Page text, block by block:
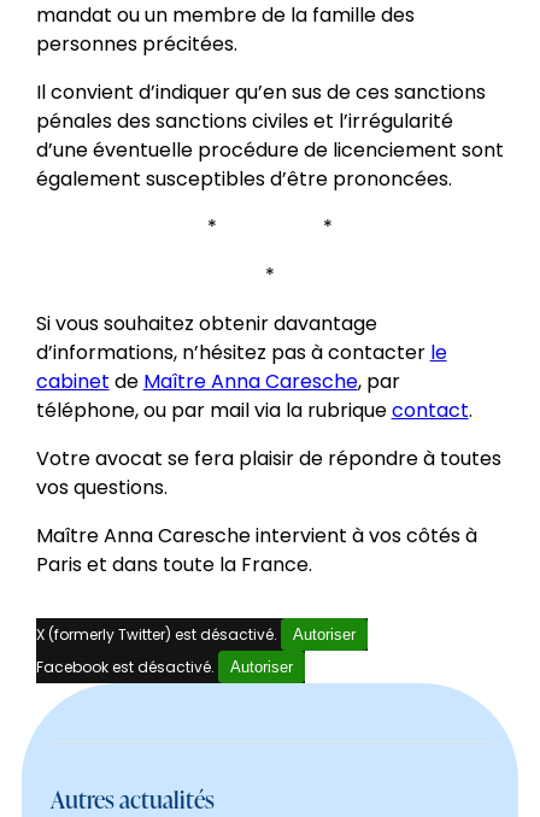
mandat ou un membre de la famille des
personnes précitées.
Il convient d’indiquer qu’en sus de ces sanctions
pénales des sanctions civiles et l’irrégularité
d’une éventuelle procédure de licenciement sont
également susceptibles d’être prononcées.
* *
*
Si vous souhaitez obtenir davantage
d’informations, n’hésitez pas à contacter le
cabinet de Maître Anna Caresche, par
téléphone, ou par mail via la rubriquecontact.
Votre avocat se fera plaisir de répondre à toutes
vos questions.
Maître Anna Caresche intervient à vos côtés à
Paris et dans toute la France.
X (formerly Twitter) est désactivé. Autoriser
Facebook est désactivé. Autoriser
Autres actualités